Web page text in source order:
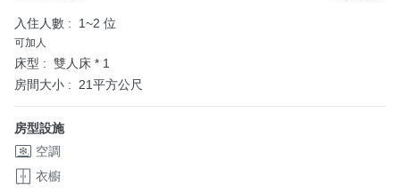
入住人數 : 1~2 位
可加人
床型 : 雙人床 * 1
房間大小 :
21平方公尺
房型設施
空調
衣櫥